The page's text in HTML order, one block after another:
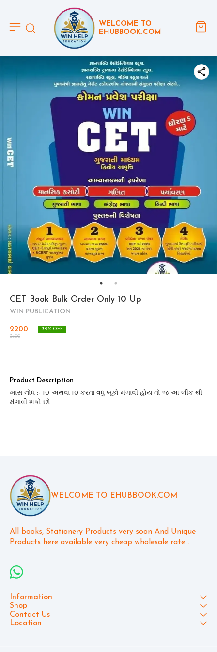
WELCOME TO
EHUBBOOK.COM
CET Book Bulk Order Only 10 Up
WIN PUBLICATION
2200
3600
39% OFF
Product Description
ખાસ નોધ :- 10 અથવા 10 કરતા વધુ બૂકો મંગાવી હોય તો જ આ લીંક થી
મંગાવી શકો છો
WELCOME TO EHUBBOOK.COM
All books, Stationery Products very soon And Unique
Products here available very cheap wholesale rate...
Information
Shop
Contact Us
Location